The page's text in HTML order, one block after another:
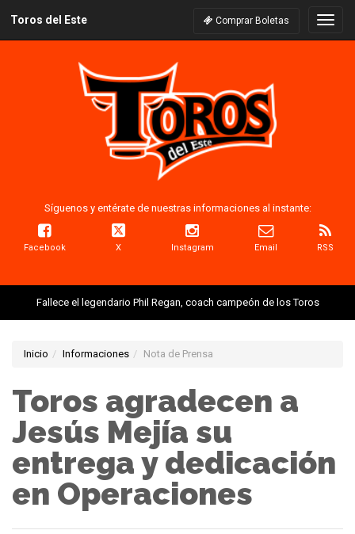
Toros del Este Comprar Boletas
Síguenos y entérate de nuestras informaciones al instante:
Facebook X Instagram Email RSS
Fallece el legendario Phil Regan, coach campeón de los Toros
Inicio Informaciones Nota de Prensa
Toros agradecen a
Jesús Mejía su
entrega y dedicación
en Operaciones